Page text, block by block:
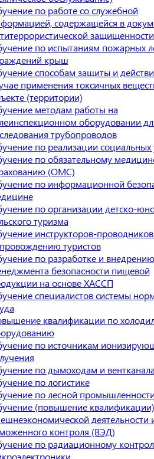
по работе со служебной
содержащейся в
по испытаниям пожарных
крыш
способам защиты и
применения токсичных
(территории)
методам работы на
оборудовании
трубопроводов
по реализации социальных
по обязательному
(ОМС)
по информационной
по организации детско-
туризма
инструкторов-
туристов
по разработке и
безопасности пищевой
на основе ХАССП
специалистов системы
квалификации по
по источникам
по дымоходам и
по логистике
по лесной промышленности
(повышение квалификации)
деятельности
контроля (ВЭД)
по радиационному